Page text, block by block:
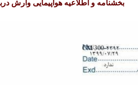
بخشنامه و اطلاعیه هواپیمایی وارش